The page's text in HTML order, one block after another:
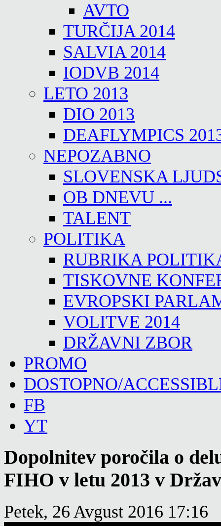
AVTO
TURČIJA 2014
SALVIA 2014
IODVB 2014
LETO 2013
DIO 2013
DEAFLYMPICS
NEPOZABNO
SLOVENSKA
OB DNEVU ...
TALENT
POLITIKA
RUBRIKA
TISKOVNE
EVROPSKI
VOLITVE 2014
DRŽAVNI ZBOR
PROMO
DOSTOPNO/
FB
YT
Dopolnitev poročila o
FIHO v letu 2013 v
Petek, 26 Avgust 2016 17:16